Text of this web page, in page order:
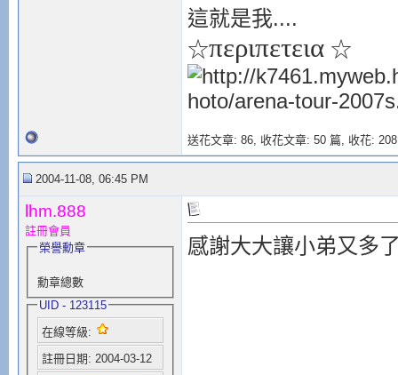
這就是我....
☆περιπετεια☆
送花文章: 86, 收花文章: 50 篇, 收花:
2004-11-08, 06:45 PM
lhm.888
註冊會員
榮譽勳章
勳章總數
UID - 123115
在線等級:
註冊日期: 2004-03-12
感謝大大讓小弟又多